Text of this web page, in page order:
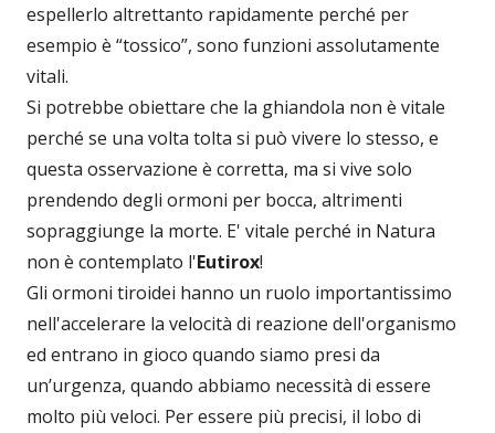
espellerlo altrettanto rapidamente perché per
esempio è “tossico”, sono funzioni assolutamente
vitali.
Si potrebbe obiettare che la ghiandola non è vitale
perché se una volta tolta si può vivere lo stesso, e
questa osservazione è corretta, ma si vive solo
prendendo degli ormoni per bocca, altrimenti
sopraggiunge la morte. E' vitale perché in Natura
non è contemplato l'Eutirox!
Gli ormoni tiroidei hanno un ruolo importantissimo
nell'accelerare la velocità di reazione dell'organismo
ed entrano in gioco quando siamo presi da
un’urgenza, quando abbiamo necessità di essere
molto più veloci. Per essere più precisi, il lobo di